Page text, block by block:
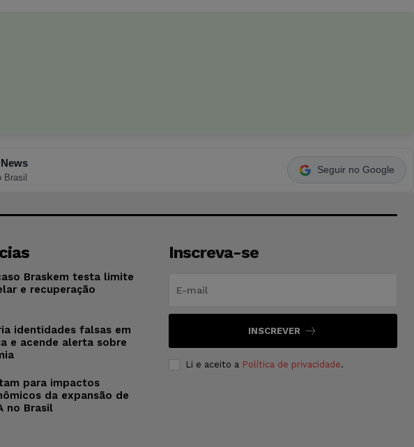
Seguir no Google
Braskem testa limite
e recuperação
identidades falsas em
e acende alerta sobre
para impactos
da expansão de
no Brasil
Inscreva-se
INSCREVER
Li e aceito a Política de privacidade.